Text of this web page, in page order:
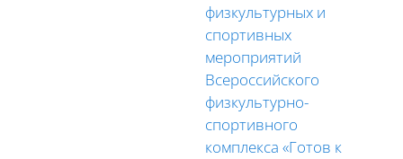
физкультурных и
спортивных
мероприятий
Всероссийского
физкультурно-
спортивного
комплекса «Готов к